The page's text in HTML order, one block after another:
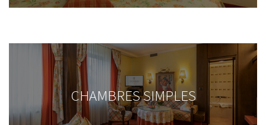
CHAMBRES SIMPLES